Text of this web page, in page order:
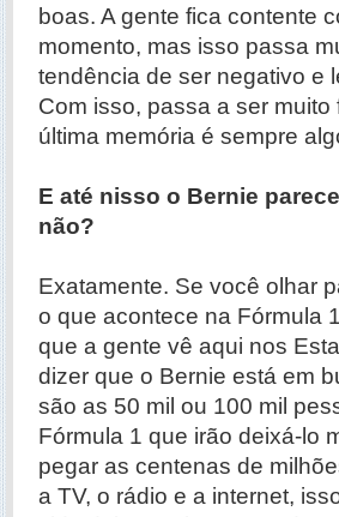
boas. A gente fica contente
momento, mas isso passa
tendência de ser negativo e
Com isso, passa a ser
última memória é sempre
E até nisso o Bernie
não?
Exatamente. Se você olhar
o que acontece na Fórmula
que a gente vê aqui nos
dizer que o Bernie está em
são as 50 mil ou 100 mil
Fórmula 1 que irão deixá-lo
pegar as centenas de
a TV, o rádio e a internet,